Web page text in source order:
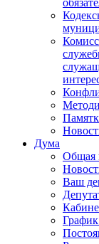
Дума
Общая
Ваш